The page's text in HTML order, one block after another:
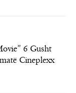
6 Gusht
Cineplexx